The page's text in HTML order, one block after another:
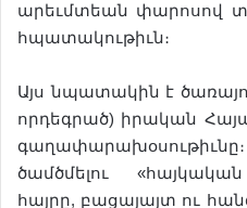
արեւմտեան փարոսով
հպատակութիւն։
Այս նպատակին է
որդեգրած) իրական
ծամծմելու
հայրը, բացայայտ ու